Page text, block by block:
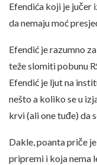
Efendića koji je jučer
da nemaju moć
Efendić je razumno
teže slomiti pobunu
Efendić je ljut na
nešto a koliko se u
krvi (ali one tuđe) da
Dakle, poanta priče
pripremi i koja nema